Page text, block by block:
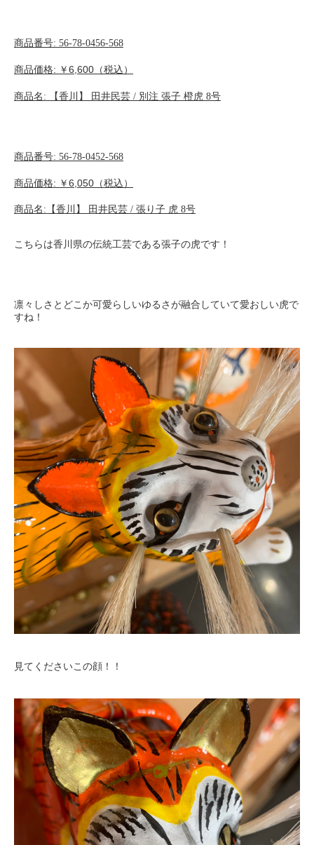
商品番号: 56-78-0456-568
商品価格: ￥6,600 （税込）
商品名 : 【香川】 田井民芸 / 別注 張子 橙虎 8号
商品番号: 56-78-0452-568
商品価格: ￥6,050 （税込）
商品名 :【香川】 田井民芸 / 張り子 虎 8号
こちらは香川県の伝統工芸である張子の虎です！
凛々しさとどこか可愛らしいゆるさが融合していて愛おしい虎で
すね！
見てくださいこの顔！！